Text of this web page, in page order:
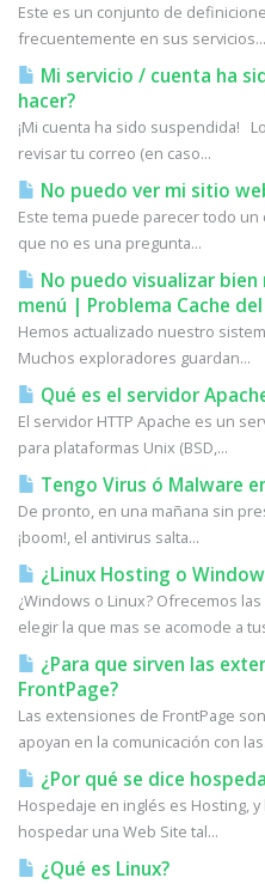
Este es un conjunto de
frecuentemente en sus servicios...
Mi servicio / cuenta ha
hacer?
¡Mi cuenta ha sido suspendida!
revisar tu correo (en caso...
No puedo ver mi sitio
Este tema puede parecer todo
que no es una pregunta...
No puedo visualizar
menú | Problema Cache
Hemos actualizado nuestro
Muchos exploradores guardan...
Qué es el servidor
El servidor HTTP Apache es un
para plataformas Unix (BSD,...
Tengo Virus ó Malware
De pronto, en una mañana sin
¡boom!, el antivirus salta...
¿Linux Hosting o
¿Windows o Linux? Ofrecemos
elegir la que mas se acomode a
¿Para que sirven las
FrontPage?
Las extensiones de FrontPage
apoyan en la comunicación con
¿Por qué se dice
Hospedaje en inglés es Hosting,
hospedar una Web Site tal...
¿Qué es Linux?